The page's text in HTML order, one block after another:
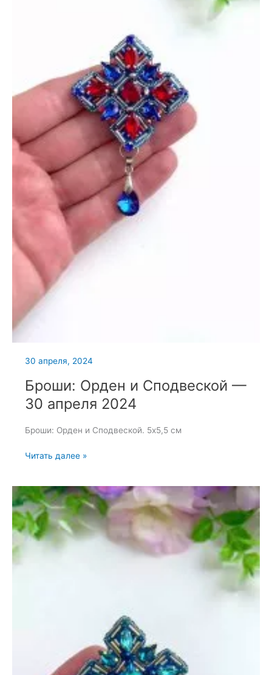
30 апреля, 2024
Броши: Орден и Сподвеской —
30 апреля 2024
Броши: Орден и Сподвеской. 5х5,5 см
Броши:
Сподвеской
—
30
апреля
Читать далее »